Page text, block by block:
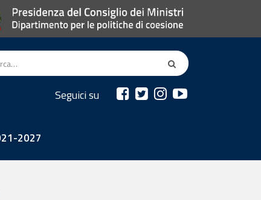
Seguici su
2027